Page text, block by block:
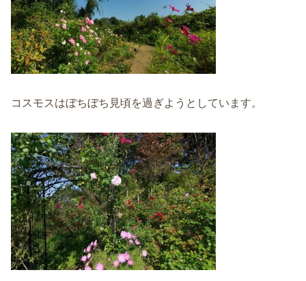
コスモスはぼちぼち見頃を過ぎようとしています。